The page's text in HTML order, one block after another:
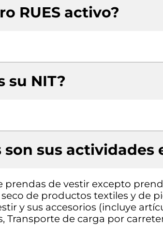
RUES activo?
su NIT?
son sus actividades
prendas de vestir excepto
de productos textiles y de
y sus accesorios (incluye
Transporte de carga por